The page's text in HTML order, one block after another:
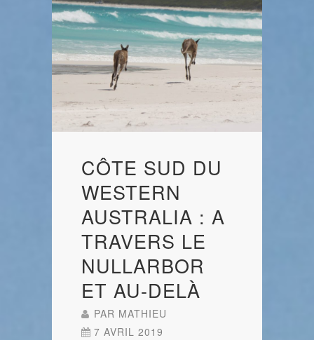
CÔTE SUD DU
WESTERN
AUSTRALIA : A
TRAVERS LE
NULLARBOR
ET AU-DELÀ
PAR MATHIEU
7 AVRIL 2019